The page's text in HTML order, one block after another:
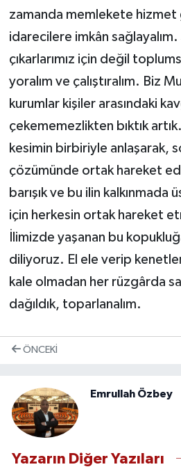
zamanda memlekete
idarecilere imkân
çıkarlarımız için değil
yoralım ve çalıştıralım. Biz
kurumlar kişiler arasındaki
çekememezlikten bıktık
kesimin birbiriyle anlaşarak,
çözümünde ortak hareket
barışık ve bu ilin kalkınmada
için herkesin ortak hareket
İlimizde yaşanan bu
diliyoruz. El ele verip
kale olmadan her rüzgârda
dağıldık, toparlanalım.
ÖNCEKI
Emrullah Özbey
Yazarın Diğer Yazıları